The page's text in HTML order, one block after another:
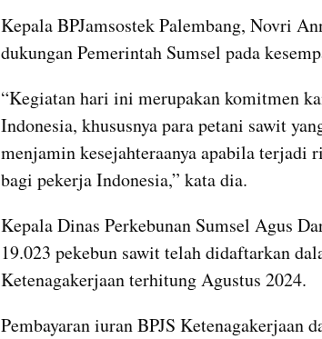
Kepala BPJamsostek Palembang, Novri
dukungan Pemerintah Sumsel pada
“Kegiatan hari ini merupakan komitmen
Indonesia, khususnya para petani sawit
menjamin kesejahteraanya apabila terjadi
bagi pekerja Indonesia,” kata dia.
Kepala Dinas Perkebunan Sumsel Agus
19.023 pekebun sawit telah didaftarkan
Ketenagakerjaan terhitung Agustus 2024.
Pembayaran iuran BPJS Ketenagakerjaan